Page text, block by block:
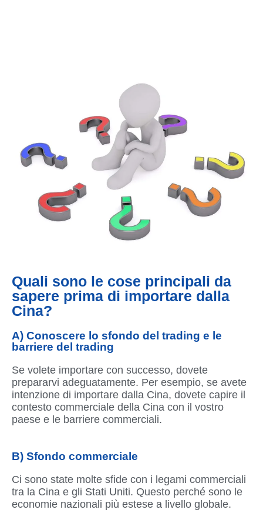
Quali sono le cose principali da
sapere prima di importare dalla
Cina?
A) Conoscere lo sfondo del trading e le
barriere del trading
Se volete importare con successo, dovete
prepararvi adeguatamente. Per esempio, se avete
intenzione di importare dalla Cina, dovete capire il
contesto commerciale della Cina con il vostro
paese e le barriere commerciali.
B) Sfondo commerciale
Ci sono state molte sfide con i legami commerciali
tra la Cina e gli Stati Uniti. Questo perché sono le
economie nazionali più estese a livello globale.